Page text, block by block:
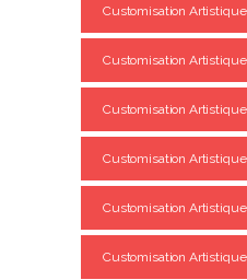
Customisation
Customisation
Customisation
Customisation
Customisation
Customisation